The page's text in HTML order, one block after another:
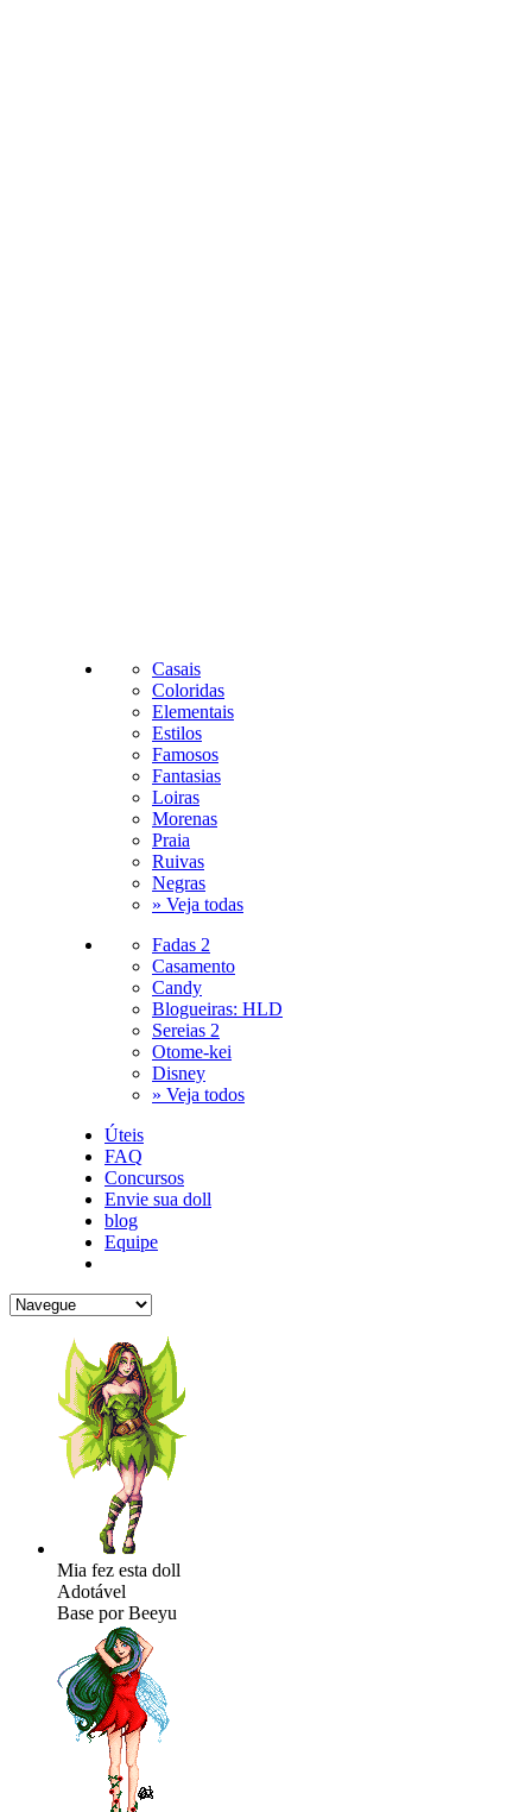
Casais
Coloridas
Elementais
Estilos
Famosos
Fantasias
Loiras
Morenas
Praia
Ruivas
Negras
» Veja todas
Fadas 2
Casamento
Candy
Blogueiras: HLD
Sereias 2
Otome-kei
Disney
» Veja todos
Úteis
FAQ
Concursos
Envie sua doll
blog
Equipe
Mia fez esta doll
Adotável
Base por Beeyu